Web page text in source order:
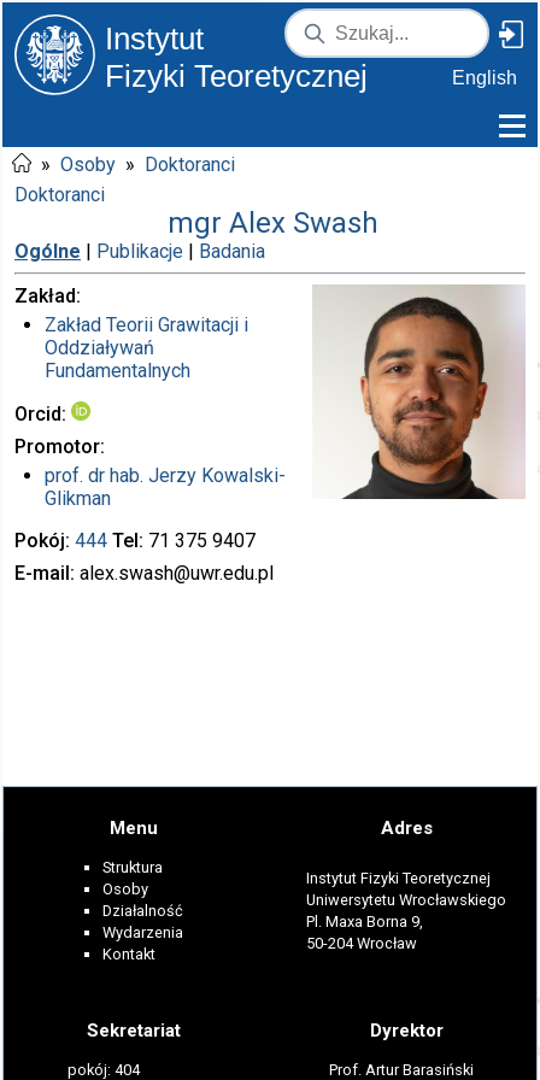
Instytut
Fizyki Teoretycznej
English
» Osoby » Doktoranci
Doktoranci
mgr Alex Swash
Ogólne | Publikacje | Badania
Zakład
Zakład Teorii Grawitacji i
Oddziaływań
Fundamentalnych
Orcid
Promotor
prof. dr hab. Jerzy Kowalski-
Glikman
Pokój 444 Tel 71 375 9407
E-mail alex.swash@uwr.edu.pl
Menu
Struktura
Osoby
Działalność
Wydarzenia
Kontakt
Adres
Instytut Fizyki Teoretycznej
Uniwersytetu Wrocławskiego
Pl. Maxa Borna 9,
50-204 Wrocław
Sekretariat
pokój: 404
Dyrektor
Prof. Artur Barasiński